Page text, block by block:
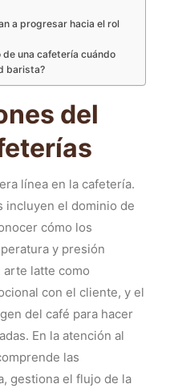
a progresar hacia el rol
una cafetería cuándo
barista?
del
línea en la cafetería.
incluyen el dominio de
cómo los
y presión
arte latte como
con el cliente, y el
del café para hacer
En la atención al
las
gestiona el flujo de la